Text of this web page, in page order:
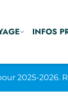
INFOS
2025-